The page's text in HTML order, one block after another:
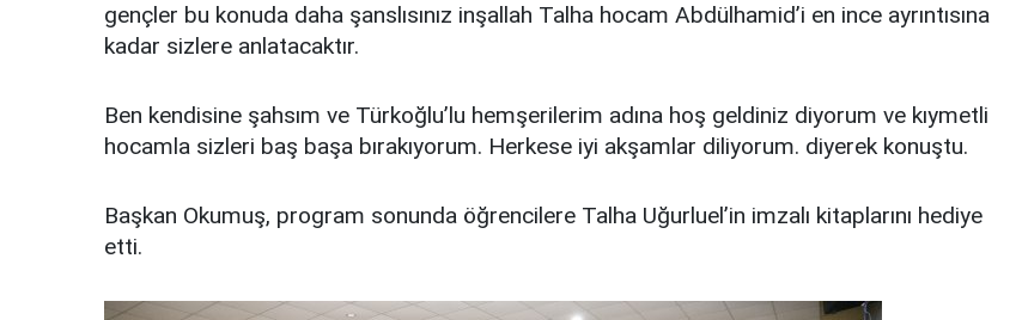
gençler bu konuda daha şanslısınız inşallah Talha hocam Abdülhamid’i en ince ayrıntısına
kadar sizlere anlatacaktır.
Ben kendisine şahsım ve Türkoğlu’lu hemşerilerim adına hoş geldiniz diyorum ve kıymetli
hocamla sizleri baş başa bırakıyorum. Herkese iyi akşamlar diliyorum. diyerek konuştu.
Başkan Okumuş, program sonunda öğrencilere Talha Uğurluel’in imzalı kitaplarını hediye
etti.